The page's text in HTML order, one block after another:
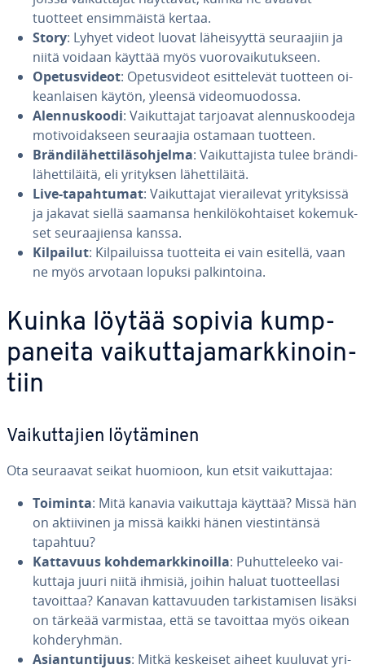
tuotteet en­sim­mäis­tä kertaa.
Story: Lyhyet videot luovat lä­hei­syyt­tä seu­raa­jiin ja
niitä voidaan käyttää myös vuo­ro­vai­ku­tuk­seen.
Ope­tus­vi­deot: Ope­tus­vi­deot esit­te­le­vät tuotteen oi­
kean­lai­sen käytön, yleensä vi­deo­muo­dos­sa.
Alen­nus­koo­di: Vai­kut­ta­jat tarjoavat alen­nus­koo­de­ja
mo­ti­voi­dak­seen seuraajia ostamaan tuotteen.
Brän­di­lä­het­ti­läs­oh­jel­ma: Vai­kut­ta­jis­ta tulee brän­di­
lä­het­ti­läi­tä, eli yrityksen lä­het­ti­läi­tä.
Live-ta­pah­tu­mat: Vai­kut­ta­jat vie­rai­le­vat yri­tyk­sis­sä
ja jakavat siellä saamansa hen­ki­lö­koh­tai­set ko­ke­muk­
set seu­raa­jien­sa kanssa.
Kilpailut: Kil­pai­luis­sa tuotteita ei vain esitellä, vaan
ne myös arvotaan lopuksi pal­kin­toi­na.
Kuinka löytää sopivia kump­
pa­nei­ta vai­kut­ta­ja­mark­ki­noin­
tiin
Vai­kut­ta­jien löy­tä­mi­nen
Ota seuraavat seikat huomioon, kun etsit vai­kut­ta­jaa:
Toiminta: Mitä kanavia vai­kut­ta­ja käyttää? Missä hän
on ak­tii­vi­nen ja missä kaikki hänen vies­tin­tän­sä
tapahtuu?
Kattavuus koh­de­mark­ki­noil­la: Pu­hut­te­lee­ko vai­
kut­ta­ja juuri niitä ihmisiä, joihin haluat tuot­teel­la­si
tavoittaa? Kanavan kat­ta­vuu­den tar­kis­ta­mi­sen lisäksi
on tärkeää varmistaa, että se tavoittaa myös oikean
koh­de­ryh­män.
Asian­tun­ti­juus: Mitkä keskeiset aiheet kuuluvat yri­